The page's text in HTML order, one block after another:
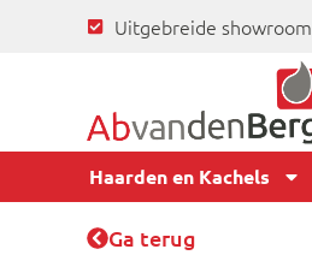
Uitgebreide showroom
Haarden en Kachels
Ga terug